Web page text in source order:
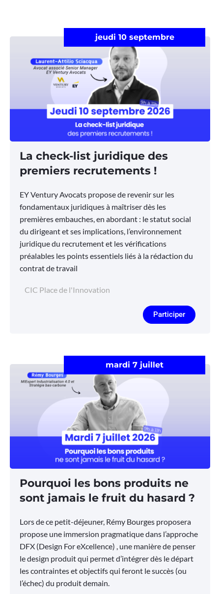
jeudi 10 septembre
La check-list juridique des
premiers recrutements !
EY Ventury Avocats propose de revenir sur les
fondamentaux juridiques à maîtriser dès les
premières embauches, en abordant : le statut social
du dirigeant et ses implications, l’environnement
juridique du recrutement et les vérifications
préalables les points essentiels liés à la rédaction du
contrat de travail
CIC Place de l'Innovation
Participer
mardi 7 juillet
Pourquoi les bons produits ne
sont jamais le fruit du hasard ?
Lors de ce petit-déjeuner, Rémy Bourges proposera
propose une immersion pragmatique dans l’approche
DFX (Design For eXcellence) , une manière de penser
le design produit qui permet d’intégrer dès le départ
les contraintes et objectifs qui feront le succès (ou
l’échec) du produit demain.